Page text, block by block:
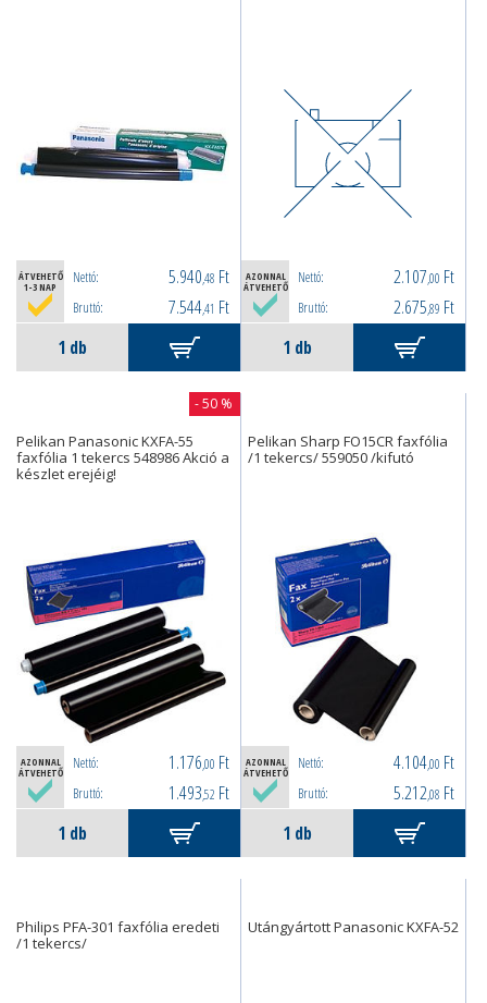
ÁTVEHETŐ
1-3 NAP
Nettó: 5.940,48 Ft
Bruttó: 7.544,41 Ft
AZONNAL
ÁTVEHETŐ
Nettó: 2.107,00 Ft
Bruttó: 2.675,89 Ft
- 50 %
Pelikan Panasonic KXFA-55
faxfólia 1 tekercs 548986 Akció a
készlet erejéig!
AZONNAL
ÁTVEHETŐ
Nettó: 1.176,00 Ft
Bruttó: 1.493,52 Ft
Pelikan Sharp FO15CR faxfólia
/1 tekercs/ 559050 /kifutó
AZONNAL
ÁTVEHETŐ
Nettó: 4.104,00 Ft
Bruttó: 5.212,08 Ft
Philips PFA-301 faxfólia eredeti
/1 tekercs/
Utángyártott Panasonic KXFA-52